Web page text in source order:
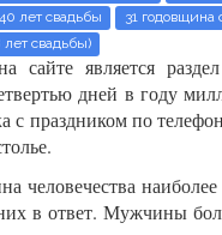
лет свадьбы
31 годовщина
лет свадьбы)
является
дней в году
с праздником по
человечества
в ответ. Мужчины